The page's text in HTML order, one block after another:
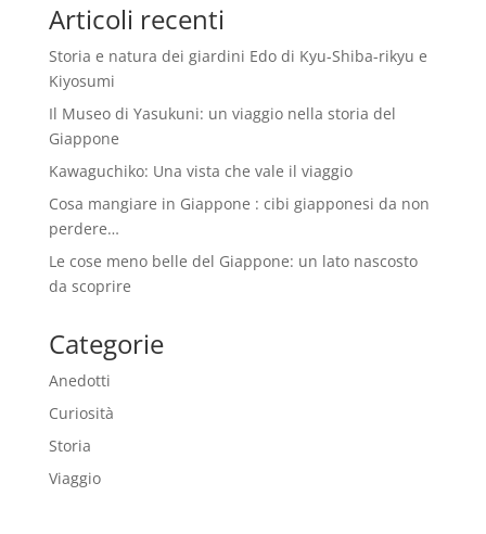
Articoli recenti
Storia e natura dei giardini Edo di Kyu-Shiba-rikyu e
Kiyosumi
Il Museo di Yasukuni: un viaggio nella storia del
Giappone
Kawaguchiko: Una vista che vale il viaggio
Cosa mangiare in Giappone : cibi giapponesi da non
perdere…
Le cose meno belle del Giappone: un lato nascosto
da scoprire
Categorie
Anedotti
Curiosità
Storia
Viaggio